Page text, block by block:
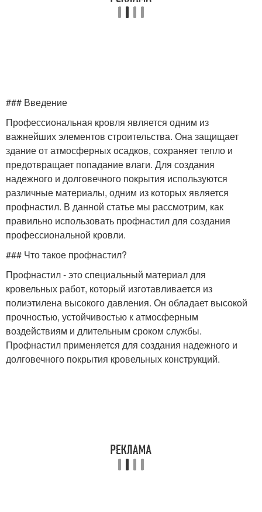
Материал на ломаную
крышу
крыше
Крыши для здания Четырехскатная крыша
Материалы для
### Введение
Профессиональная кровля является одним из
важнейших элементов строительства. Она защищает
здание от атмосферных осадков, сохраняет тепло и
предотвращает попадание влаги. Для создания
надежного и долговечного покрытия используются
различные материалы, одним из которых является
профнастил. В данной статье мы рассмотрим, как
правильно использовать профнастил для создания
профессиональной кровли.
### Что такое профнастил?
Профнастил - это специальный материал для
кровельных работ, который изготавливается из
полиэтилена высокого давления. Он обладает высокой
прочностью, устойчивостью к атмосферным
воздействиям и длительным сроком службы.
Профнастил применяется для создания надежного и
долговечного покрытия кровельных конструкций.